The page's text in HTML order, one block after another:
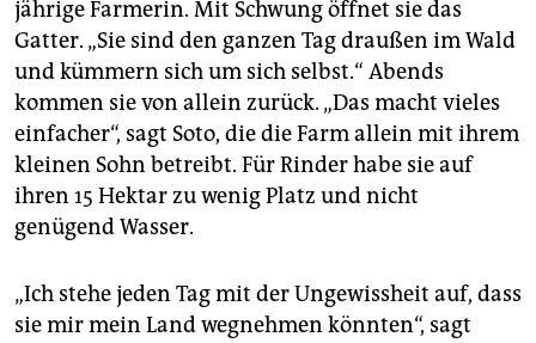
jährige Farmerin. Mit Schwung öffnet sie das
Gatter. „Sie sind den ganzen Tag draußen im Wald
und kümmern sich um sich selbst.“ Abends
kommen sie von allein zurück. „Das macht vieles
einfacher“, sagt Soto, die die Farm allein mit ihrem
kleinen Sohn betreibt. Für Rinder habe sie auf
ihren 15 Hektar zu ­wenig Platz und nicht
genügend Wasser.
„Ich stehe jeden Tag mit der Ungewissheit auf, dass
sie mir mein Land wegnehmen könnten“, sagt